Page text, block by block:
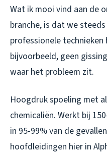
Wat ik mooi vind aan de
branche, is dat we
professionele technieken
bijvoorbeeld, geen
waar het probleem zit.
Hoogdruk spoeling met
chemicaliën. Werkt bij
in 95-99% van de
hoofdleidingen hier in